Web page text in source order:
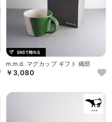
m.m.d. マグカップ ギフト 織部
￥3,080